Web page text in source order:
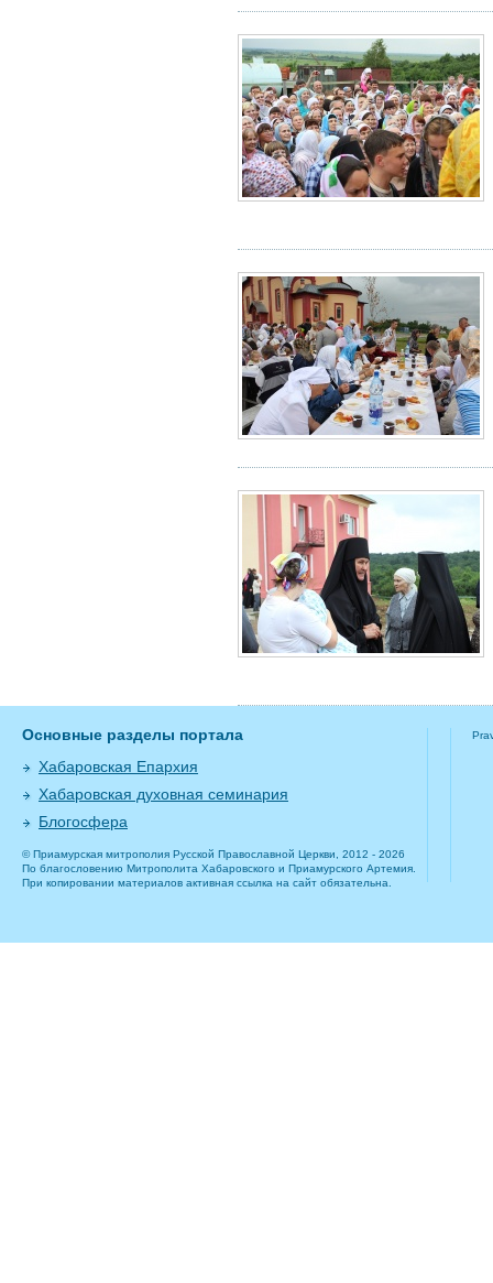
Основные разделы портала
Хабаровская Епархия
Хабаровская духовная семинария
Блогосфера
© Приамурская митрополия Русской Православной Церкви, 2012 - 2026
По благословению Митрополита Хабаровского и Приамурского Артемия.
При копировании материалов активная ссылка на сайт обязательна.